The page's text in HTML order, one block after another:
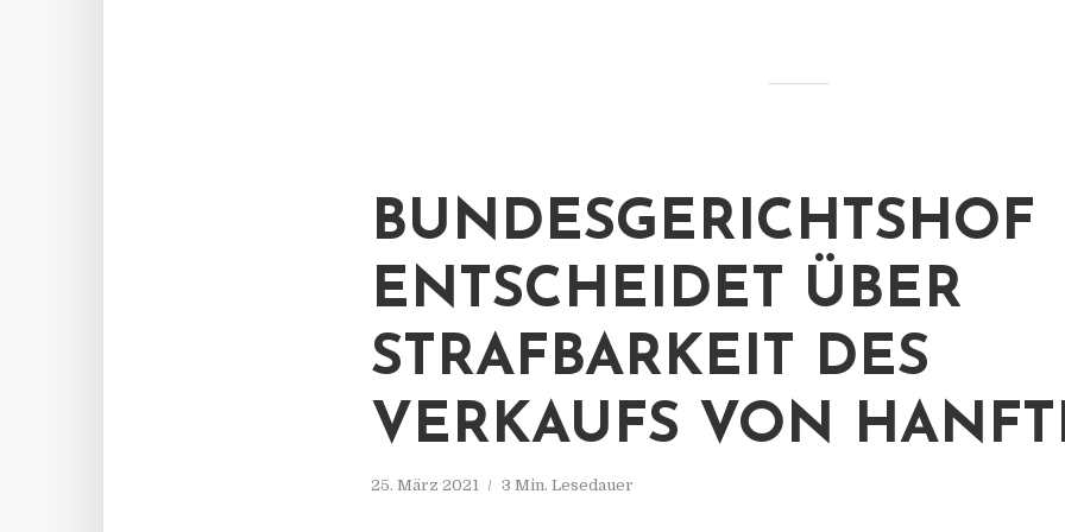
BUNDESGERICHTSHOF
ENTSCHEIDET ÜBER
STRAFBARKEIT DES
VERKAUFS VON
25. März 2021 3 Min. Lesedauer